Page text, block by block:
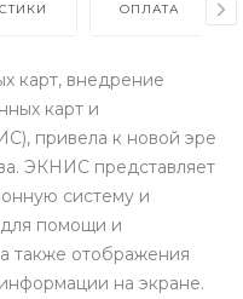
ОПЛАТА
карт, внедрение
карт и
привела к новой эре
ЭКНИС представляет
систему и
помощи и
также отображения
на экране.